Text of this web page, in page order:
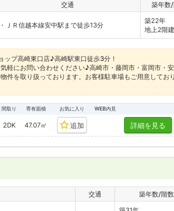
交通 築年数
・ＪＲ信越本線安中駅まで徒歩13分
築22年
地上2階
ップ高崎東口店♪高崎駅東口徒歩3分！
軽にお問い合わせください♪高崎市・藤岡市・富岡市・
件を取り扱っております。お客様駐車場もご用意してお
間取り 専有面積 お気に入り WEB内見
2DK 47.07㎡ 追加 詳細を見る
交通 築年数/階数